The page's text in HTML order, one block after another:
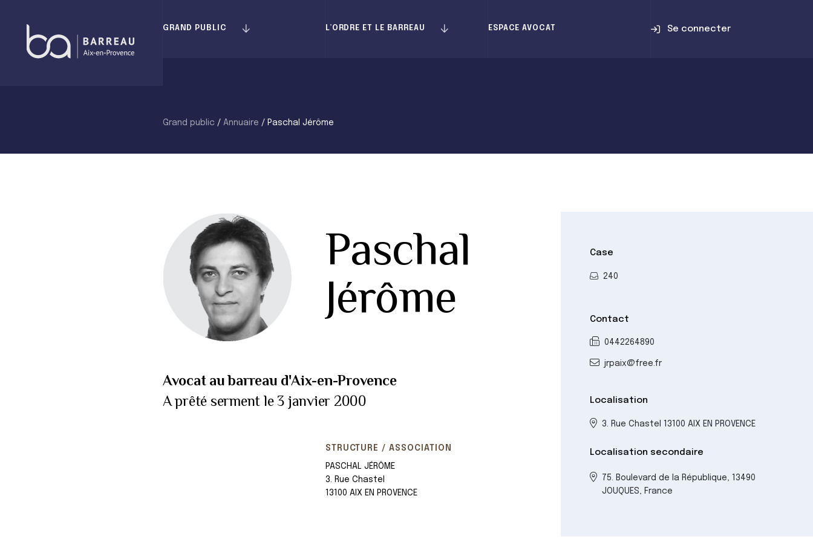
content
GRAND PUBLIC L’ORDRE ET LE BARREAU ESPACE AVOCAT Se connecter
Grand public/ Annuaire / Paschal Jérôme
Paschal
Jérôme
Avocat au barreau d'Aix-en-Provence
A prêté serment le 3 janvier 2000
STRUCTURE / ASSOCIATION
PASCHAL JÉRÔME
3. Rue Chastel
13100 AIX EN PROVENCE
Case
240
Contact
0442264890
jrpaix@free.fr
Localisation
3. Rue Chastel 13100 AIX EN PROVENCE
Localisation secondaire
75. Boulevard de la République, 13490
JOUQUES, France